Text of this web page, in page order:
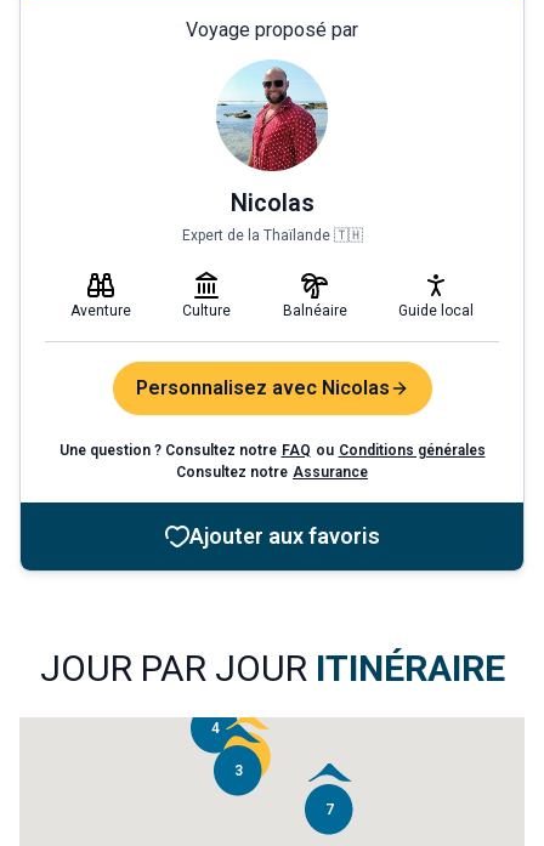
Voyage proposé par
Nicolas
Expert de la Thaïlande 🇹🇭
Aventure Culture Balnéaire Guide local
Personnalisez avec Nicolas
Une question ? Consultez notre FAQ ou Conditions générales
Consultez notre Assurance
Ajouter aux favoris
JOUR PAR JOUR ITINÉRAIRE
3
4
7